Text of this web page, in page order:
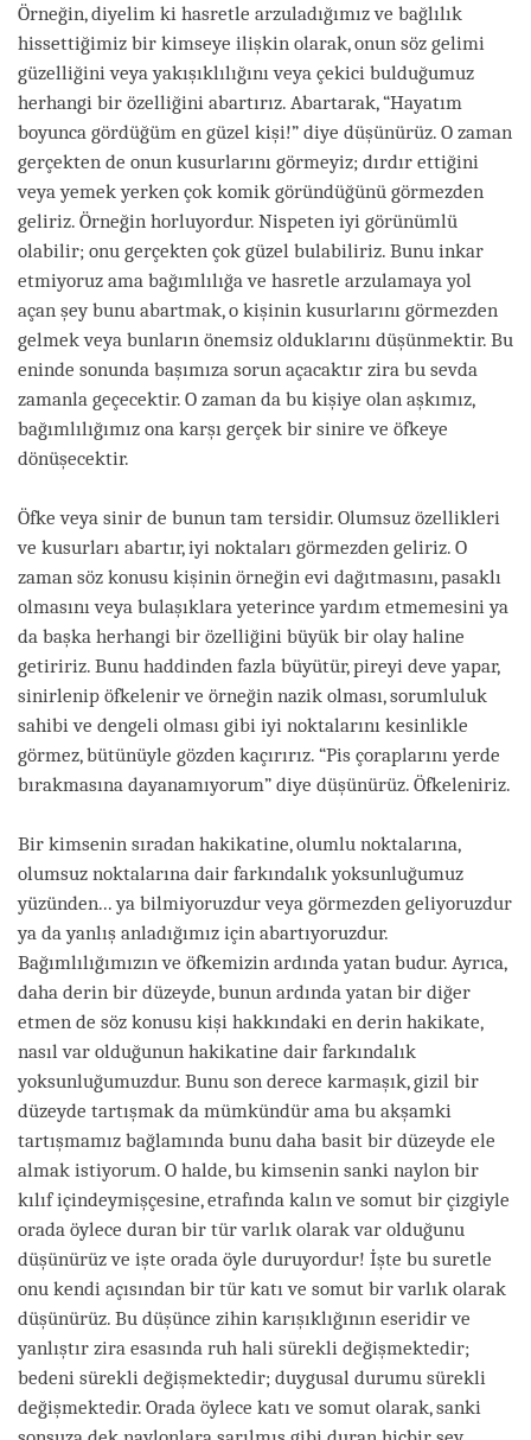
Örneğin, diyelim ki hasretle arzuladığımız ve bağlılık
hissettiğimiz bir kimseye ilişkin olarak, onun söz gelimi
güzelliğini veya yakışıklılığını veya çekici bulduğumuz
herhangi bir özelliğini abartırız. Abartarak, “Hayatım
boyunca gördüğüm en güzel kişi!” diye düşünürüz. O zaman
gerçekten de onun kusurlarını görmeyiz; dırdır ettiğini
veya yemek yerken çok komik göründüğünü görmezden
geliriz. Örneğin horluyordur. Nispeten iyi görünümlü
olabilir; onu gerçekten çok güzel bulabiliriz. Bunu inkar
etmiyoruz ama bağımlılığa ve hasretle arzulamaya yol
açan şey bunu abartmak, o kişinin kusurlarını görmezden
gelmek veya bunların önemsiz olduklarını düşünmektir. Bu
eninde sonunda başımıza sorun açacaktır zira bu sevda
zamanla geçecektir. O zaman da bu kişiye olan aşkımız,
bağımlılığımız ona karşı gerçek bir sinire ve öfkeye
dönüşecektir.
Öfke veya sinir de bunun tam tersidir. Olumsuz özellikleri
ve kusurları abartır, iyi noktaları görmezden geliriz. O
zaman söz konusu kişinin örneğin evi dağıtmasını, pasaklı
olmasını veya bulaşıklara yeterince yardım etmemesini ya
da başka herhangi bir özelliğini büyük bir olay haline
getiririz. Bunu haddinden fazla büyütür, pireyi deve yapar,
sinirlenip öfkelenir ve örneğin nazik olması, sorumluluk
sahibi ve dengeli olması gibi iyi noktalarını kesinlikle
görmez, bütünüyle gözden kaçırırız. “Pis çoraplarını yerde
bırakmasına dayanamıyorum” diye düşünürüz. Öfkeleniriz.
Bir kimsenin sıradan hakikatine, olumlu noktalarına,
olumsuz noktalarına dair farkındalık yoksunluğumuz
yüzünden... ya bilmiyoruzdur veya görmezden geliyoruzdur
ya da yanlış anladığımız için abartıyoruzdur.
Bağımlılığımızın ve öfkemizin ardında yatan budur. Ayrıca,
daha derin bir düzeyde, bunun ardında yatan bir diğer
etmen de söz konusu kişi hakkındaki en derin hakikate,
nasıl var olduğunun hakikatine dair farkındalık
yoksunluğumuzdur. Bunu son derece karmaşık, gizil bir
düzeyde tartışmak da mümkündür ama bu akşamki
tartışmamız bağlamında bunu daha basit bir düzeyde ele
almak istiyorum. O halde, bu kimsenin sanki naylon bir
kılıf içindeymişçesine, etrafında kalın ve somut bir çizgiyle
orada öylece duran bir tür varlık olarak var olduğunu
düşünürüz ve işte orada öyle duruyordur! İşte bu suretle
onu kendi açısından bir tür katı ve somut bir varlık olarak
düşünürüz. Bu düşünce zihin karışıklığının eseridir ve
yanlıştır zira esasında ruh hali sürekli değişmektedir;
bedeni sürekli değişmektedir; duygusal durumu sürekli
değişmektedir. Orada öylece katı ve somut olarak, sanki